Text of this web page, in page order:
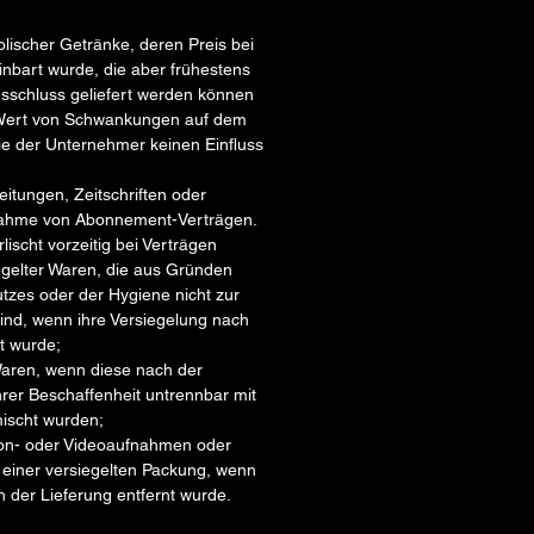
Getränke, deren Preis bei
wurde, die aber frühestens
geliefert werden können
von Schwankungen auf dem
der Unternehmer keinen Einfluss
Zeitschriften oder
von Abonnement-Verträgen.
vorzeitig bei Verträgen
Waren, die aus Gründen
oder der Hygiene nicht zur
wenn ihre Versiegelung nach
wurde;
wenn diese nach der
Beschaffenheit untrennbar mit
wurden;
oder Videoaufnahmen oder
versiegelten Packung, wenn
der Lieferung entfernt wurde.